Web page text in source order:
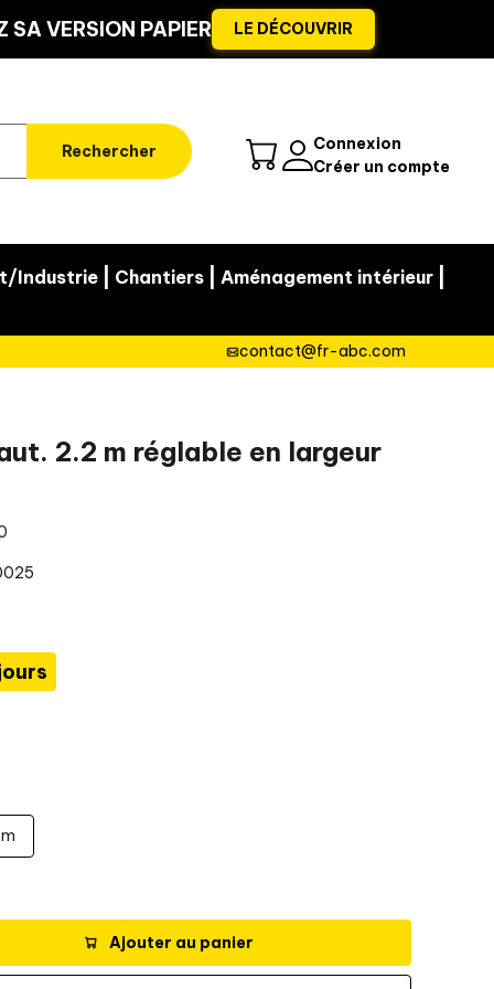
VERSION PAPIER LE DÉCOUVRIR
Rechercher
Connexion
Créer un compte
Industrie Chantiers Aménagement intérieur
contact@fr-abc.com
2.2 m réglable en largeur
Ajouter au panier